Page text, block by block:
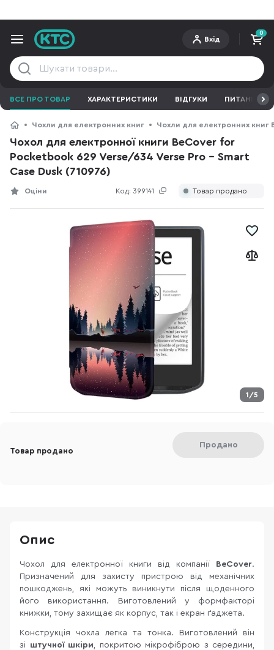
Вхід
0
ВСЕ ПРО ТОВАР ХАРАКТЕРИСТИКИ ВІДГУКИ ПИТАННЯ ТА
Чохли для електронних книг Чохли для електронних книг
Чохол для електронної книги BeCover for
Pocketbook 629 Verse/634 Verse Pro - Smart
Case Dusk (710976)
Код: 399141
Оціни Товар продано
1/5
Товар продано
Продано
Опис
Чохол для електронної книги від компанії BeCover.
Призначений для захисту пристрою від механічних
пошкоджень, які можуть виникнути після щоденного
його використання. Виготовлений у формфакторі
книжки, тому захищає як корпус, так і екран ґаджета.
Конструкція чохла легка та тонка. Виготовлений він
зі
штучної шкіри, покритою мікрофіброю з середини,